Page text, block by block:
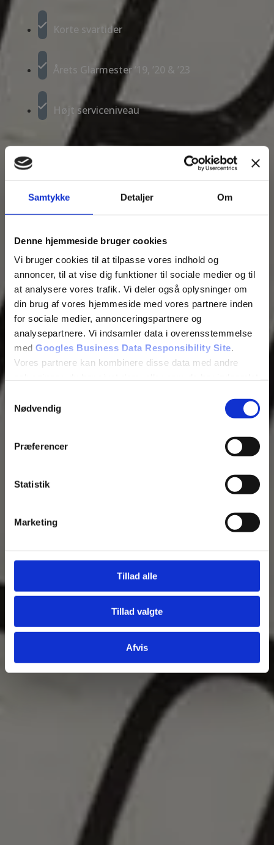
Samtykke Detaljer Om
Denne hjemmeside bruger cookies
Vi bruger cookies til at tilpasse vores indhold og
annoncer, til at vise dig funktioner til sociale medier og til
at analysere vores trafik. Vi deler også oplysninger om
din brug af vores hjemmeside med vores partnere inden
for sociale medier, annonceringspartnere og
analysepartnere. Vi indsamler data i overensstemmelse
med Googles Business Data Responsibility Site.
Vores partnere kan kombinere disse data med andre
Nødvendig
Præferencer
Statistik
Marketing
Tillad alle
Tillad valgte
Afvis
Korte svartider
Årets Glarmester ’19, ’20 & ’23
Højt service­niveau
Ring til os på 30 14 29 34
Tilføj filer (max 5)